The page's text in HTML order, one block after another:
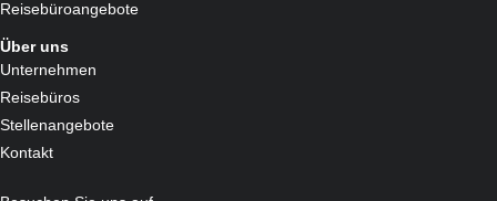
Reisebüroangebote
Über uns
Unternehmen
Reisebüros
Stellenangebote
Kontakt